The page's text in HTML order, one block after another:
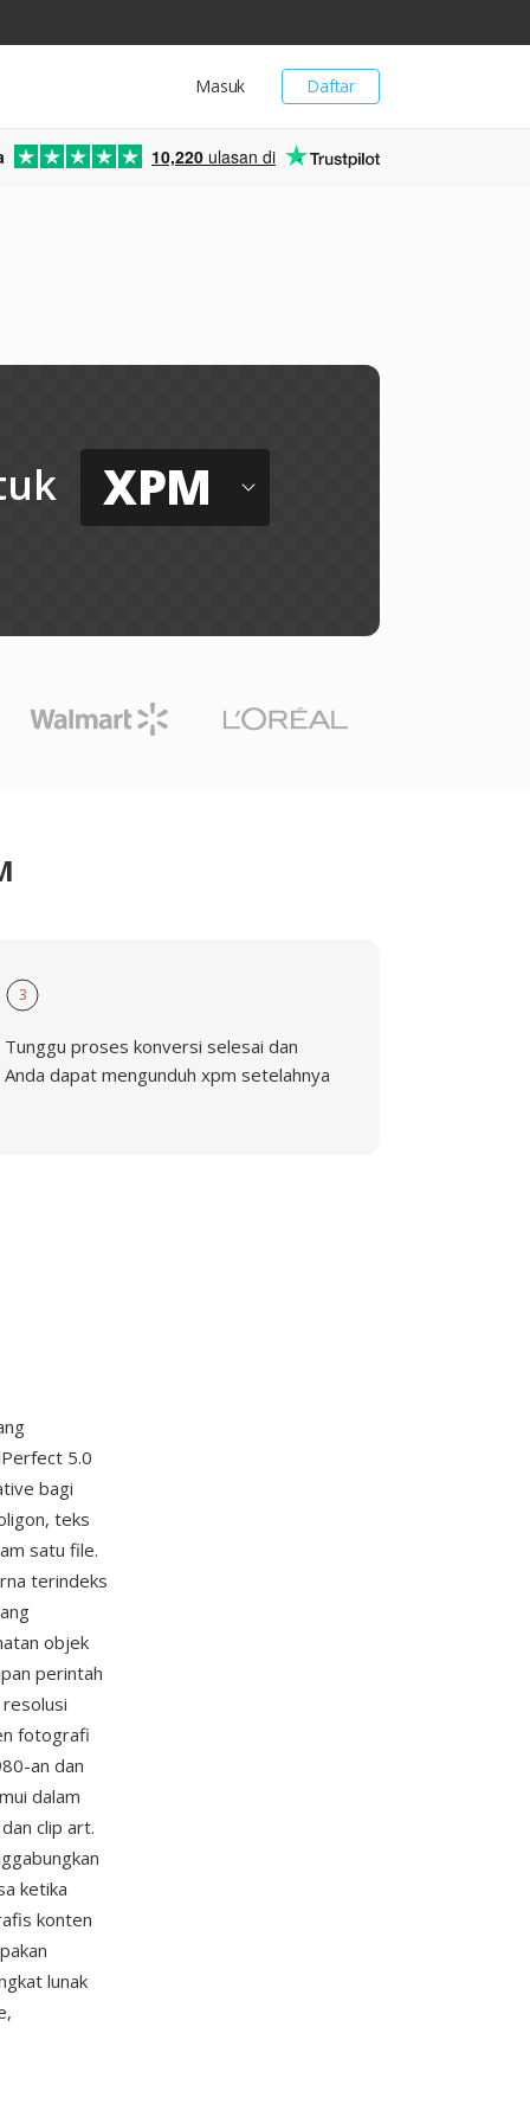
Daftar
Masuk
10,220 ulasan di
XPM
3
Tunggu proses konversi selesai dan
Anda dapat mengunduh xpm setelahnya
5.0
bagi
teks
satu file.
terindeks
objek
perintah
fotografi
an dan
dalam
clip art.
ketika
konten
lunak